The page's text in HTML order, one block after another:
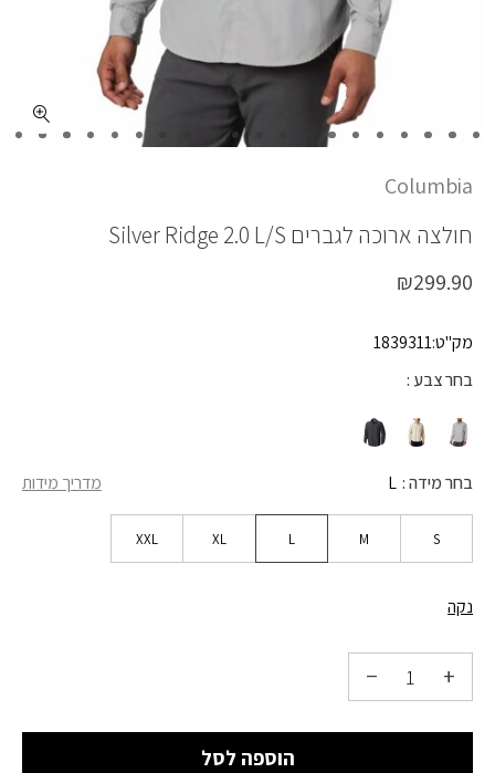
Columbia
חולצה ארוכה לגברים Silver Ridge 2.0 L/S
₪299.90
מק"ט:1839311
בחר צבע
בחר מידה מדריך מידות L
S
M
L
XL
XXL
נקה
הוספה לסל